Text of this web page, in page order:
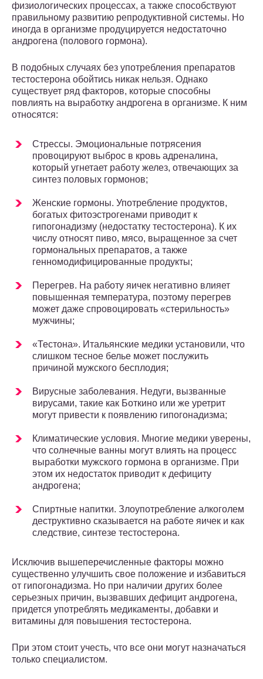
физиологических процессах, а также способствуют
правильному развитию репродуктивной системы. Но
иногда в организме продуцируется недостаточно
андрогена (полового гормона).
В подобных случаях без употребления препаратов
тестостерона обойтись никак нельзя. Однако
существует ряд факторов, которые способны
повлиять на выработку андрогена в организме. К ним
относятся:
Стрессы. Эмоциональные потрясения
провоцируют выброс в кровь адреналина,
который угнетает работу желез, отвечающих за
синтез половых гормонов;
Женские гормоны. Употребление продуктов,
богатых фитоэстрогенами приводит к
гипогонадизму (недостатку тестостерона). К их
числу относят пиво, мясо, выращенное за счет
гормональных препаратов, а также
генномодифицированные продукты;
Перегрев. На работу яичек негативно влияет
повышенная температура, поэтому перегрев
может даже спровоцировать «стерильность»
мужчины;
«Тестона». Итальянские медики установили, что
слишком тесное белье может послужить
причиной мужского бесплодия;
Вирусные заболевания. Недуги, вызванные
вирусами, такие как Боткино или же уретрит
могут привести к появлению гипогонадизма;
Климатические условия. Многие медики уверены,
что солнечные ванны могут влиять на процесс
выработки мужского гормона в организме. При
этом их недостаток приводит к дефициту
андрогена;
Спиртные напитки. Злоупотребление алкоголем
деструктивно сказывается на работе яичек и как
следствие, синтезе тестостерона.
Исключив вышеперечисленные факторы можно
существенно улучшить свое положение и избавиться
от гипогонадизма. Но при наличии других более
серьезных причин, вызвавших дефицит андрогена,
придется употреблять медикаменты, добавки и
витамины для повышения тестостерона.
При этом стоит учесть, что все они могут назначаться
только специалистом.